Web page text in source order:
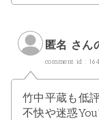
匿名 さん
comment id :
竹中平蔵も低
不快や迷惑